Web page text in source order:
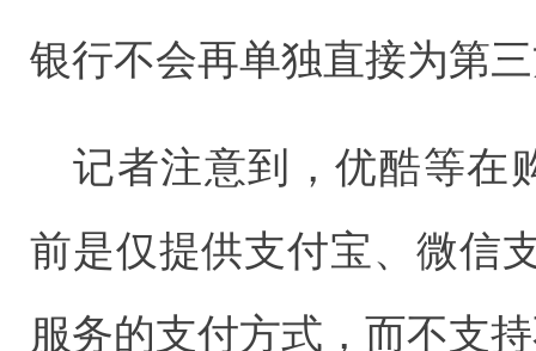
银行不会再单独直接为第
记者注意到，优酷等在
前是仅提供支付宝、微信
服务的支付方式，而不支